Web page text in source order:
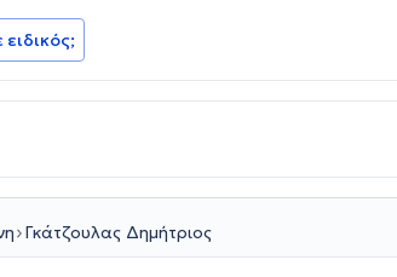
ειδικός;
Γκάτζουλας Δημήτριος